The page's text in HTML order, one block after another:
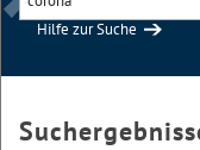
Hilfe zur Suche